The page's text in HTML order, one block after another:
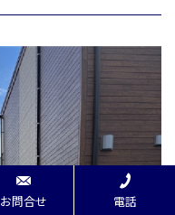
お問合せ 電話